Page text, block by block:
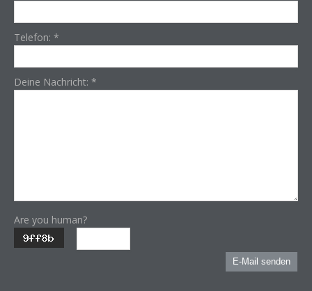
Telefon: *
Deine Nachricht: *
Are you human?
E-Mail senden